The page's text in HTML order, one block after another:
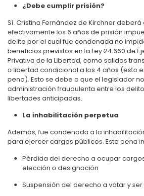
¿Debe cumplir prisión?
Sí. Cristina Fernández de Kirchner
efectivamente los 6 años de prisión
delito por el cual fue condenada no
beneficios previstos en la Ley 24.660 de
Privativa de la Libertad, como salidas
o libertad condicional a los 4 años (esto
pena). Esto se debe a que el legislador
administración fraudulenta entre los
libertades anticipadas.
La inhabilitación perpetua
Además, fue condenada a la
para ejercer cargos públicos. Esta pena
Pérdida del derecho a ocupar
elección o designación
Suspensión del derecho a votar y